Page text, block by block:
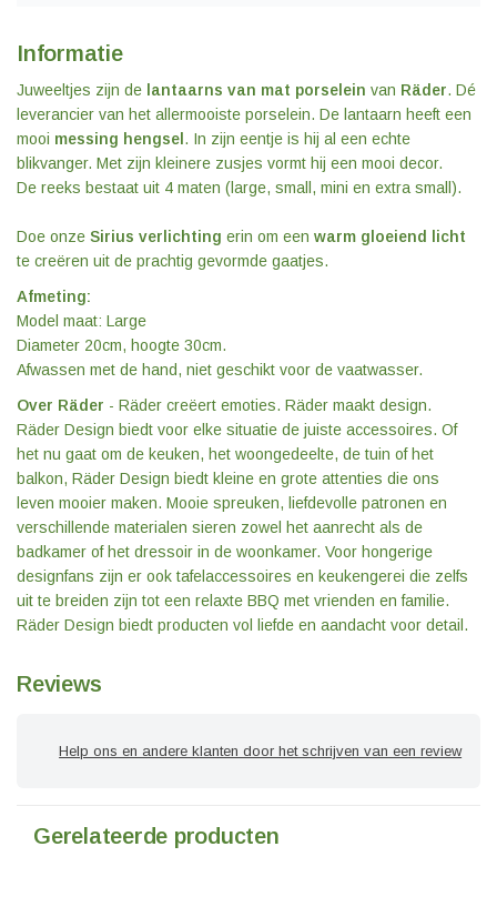
Informatie
Juweeltjes zijn de lantaarns van mat porselein van Räder. Dé
leverancier van het allermooiste porselein. De lantaarn heeft een
mooi messing hengsel . In zijn eentje is hij al een echte
blikvanger. Met zijn kleinere zusjes vormt hij een mooi decor.
De reeks bestaat uit 4 maten (large, small, mini en extra small).
Doe onze Sirius verlichting erin om een warm gloeiend licht
te creëren uit de prachtig gevormde gaatjes.
Afmeting:
Model maat: Large
Diameter 20cm, hoogte 30cm.
Afwassen met de hand, niet geschikt voor de vaatwasser.
Over Räder - Räder creëert emoties. Räder maakt design.
Räder Design biedt voor elke situatie de juiste accessoires. Of
het nu gaat om de keuken, het woongedeelte, de tuin of het
balkon, Räder Design biedt kleine en grote attenties die ons
leven mooier maken. Mooie spreuken, liefdevolle patronen en
verschillende materialen sieren zowel het aanrecht als de
badkamer of het dressoir in de woonkamer. Voor hongerige
designfans zijn er ook tafelaccessoires en keukengerei die zelfs
uit te breiden zijn tot een relaxte BBQ met vrienden en familie.
Räder Design biedt producten vol liefde en aandacht voor detail.
Reviews
Help ons en andere klanten door het schrijven van een review
Gerelateerde producten